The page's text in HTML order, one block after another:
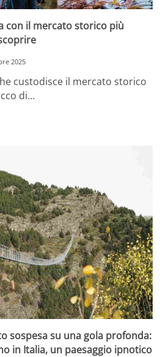
con il mercato storico più
2025
custodisce il mercato storico
di…
sospesa su una gola profonda:
in Italia, un paesaggio ipnotico